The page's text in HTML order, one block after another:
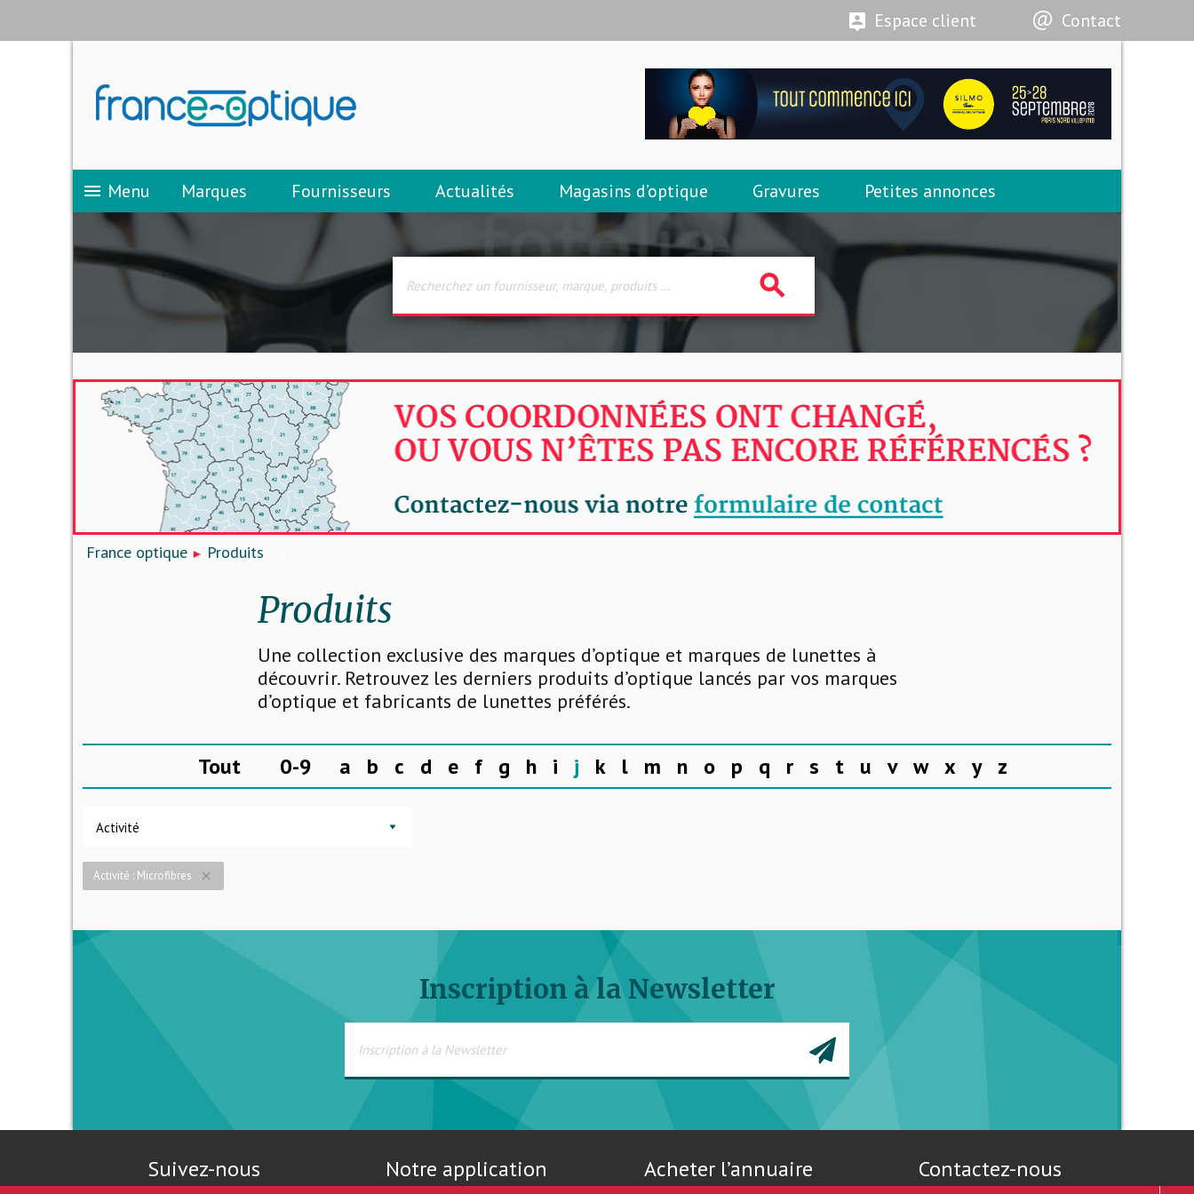
Espace client Contact
menu Menu Marques Fournisseurs Actualités Magasins d’optique Gravures Petites annonces
search
France optique Produits
Produits
Une collection exclusive des marques d’optique et marques de lunettes à
découvrir. Retrouvez les derniers produits d’optique lancés par vos marques
d’optique et fabricants de lunettes préférés.
Tout 0-9 a b c d e f g h i j k l m n o p q r s t u v w x y z
Activité
Activité : Microfibres close
Inscription à la Newsletter
Suivez-nous Notre application Acheter l’annuaire Contactez-nous